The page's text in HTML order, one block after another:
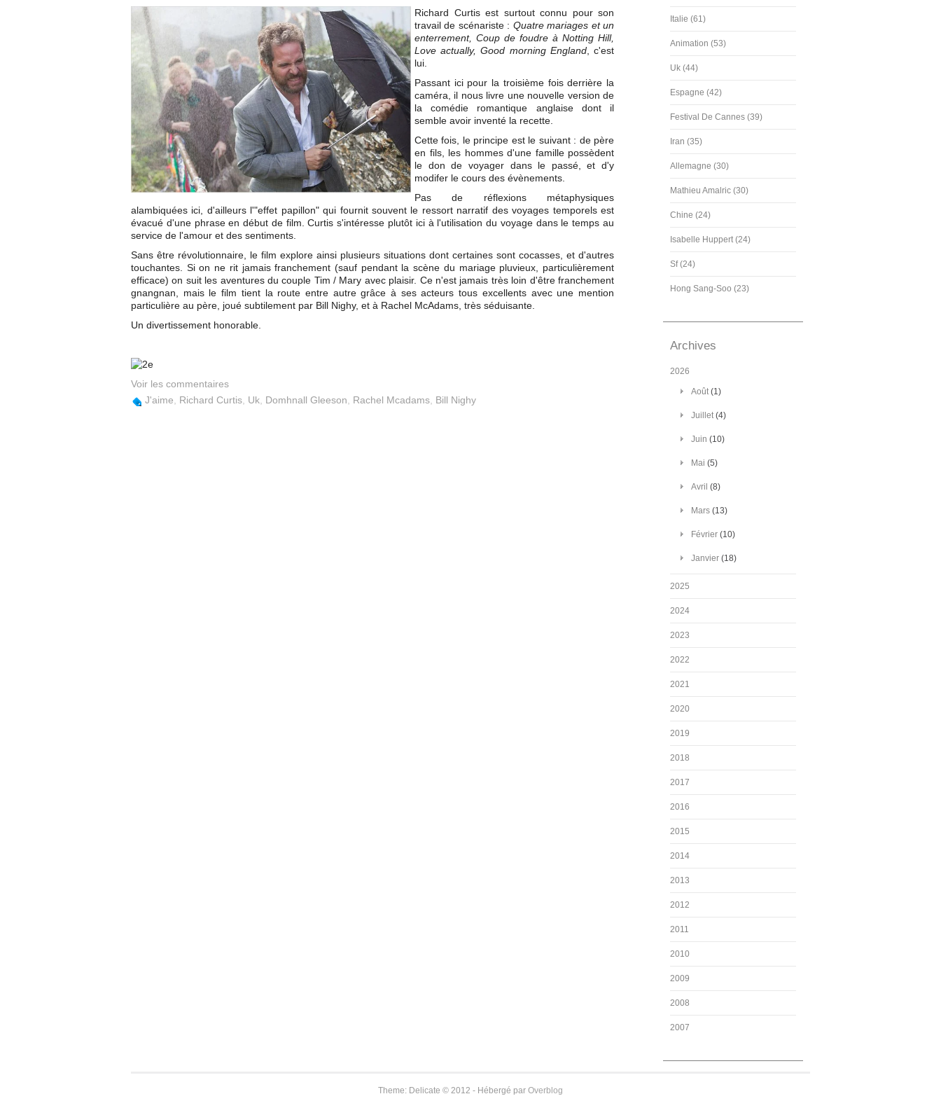
Richard Curtis est surtout connu pour son
travail de scénariste : Quatre mariages et un
enterrement, Coup de foudre à Notting Hill,
Love actually, Good morning England, c'est
lui.
Passant ici pour la troisième fois derrière la
caméra, il nous livre une nouvelle version de
la comédie romantique anglaise dont il
semble avoir inventé la recette.
Cette fois, le principe est le suivant : de père
en fils, les hommes d'une famille possèdent
le don de voyager dans le passé, et d'y
modifer le cours des évènements.
Pas de réflexions métaphysiques
alambiquées ici, d'ailleurs l'"effet papillon" qui fournit souvent le ressort narratif des voyages temporels est
évacué d'une phrase en début de film. Curtis s'intéresse plutôt ici à l'utilisation du voyage dans le temps au
service de l'amour et des sentiments.
Sans être révolutionnaire, le film explore ainsi plusieurs situations dont certaines sont cocasses, et d'autres
touchantes. Si on ne rit jamais franchement (sauf pendant la scène du mariage pluvieux, particulièrement
efficace) on suit les aventures du couple Tim / Mary avec plaisir. Ce n'est jamais très loin d'être franchement
gnangnan, mais le film tient la route entre autre grâce à ses acteurs tous excellents avec une mention
particulière au père, joué subtilement par Bill Nighy, et à Rachel McAdams, très séduisante.
Un divertissement honorable.
Voir les commentaires
J'aime
Richard Curtis Uk Domhnall Gleeson Rachel Mcadams Bill Nighy
Italie (61)
Animation (53)
Uk (44)
Espagne (42)
Festival De Cannes (39)
Iran (35)
Allemagne (30)
Mathieu Amalric (30)
Chine (24)
Isabelle Huppert (24)
Sf (24)
Hong Sang-Soo (23)
Archives
2026
Août(1)
Juillet(4)
Juin (10)
Mai (5)
Avril (8)
Mars (13)
Février (10)
Janvier (18)
2025
2024
2023
2022
2021
2020
2019
2018
2017
2016
2015
2014
2013
2012
2011
2010
2009
2008
2007
Theme: Delicate © 2012 - Hébergé par Overblog